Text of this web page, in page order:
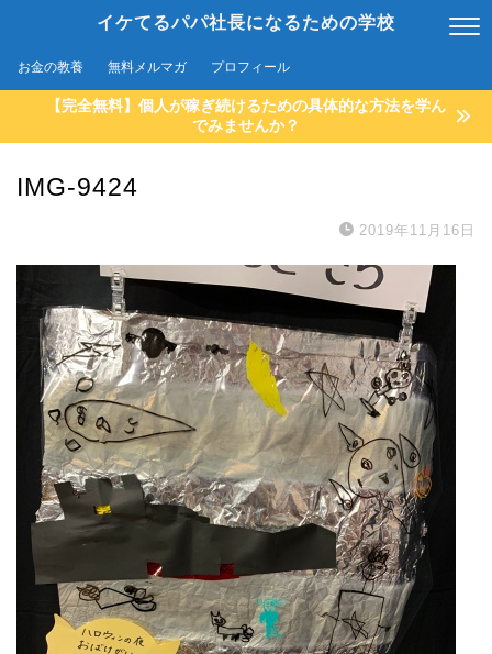
イケてるパパ社長になるための学校
お金の教養 無料メルマガ プロフィール
【完全無料】個人が稼ぎ続けるための具体的な方法を学ん
でみませんか？
IMG-9424
2019年11月16日